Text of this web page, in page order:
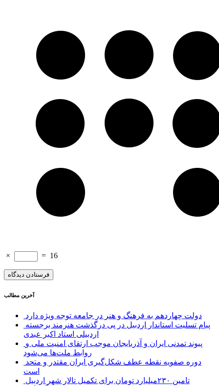
× = 16
آخرین مطالب
دولت چهاردهم به فرهنگ و هنر در جامعه توجه ویژه دارد
اردبیلی استاد اکبر عبدی
روابط ملت‌ها می‌شود
است
تامین ۲۳۰میلیارد تومان برای تکمیل تالار شهر اردبیل